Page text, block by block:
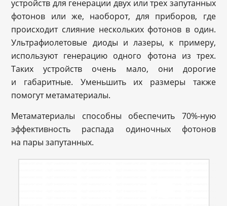
устройств для генерации двух или трех запутанных
фотонов или же, наоборот, для приборов, где
происходит слияние нескольких фотонов в один.
Ультрафиолетовые диоды и лазеры, к примеру,
используют генерацию одного фотона из трех.
Таких устройств очень мало, они дорогие
и габаритные. Уменьшить их размеры также
помогут метаматериалы.
Метаматериалы способны обеспечить 70%-ную
эффективность распада одиночных фотонов
на пары запутанных.